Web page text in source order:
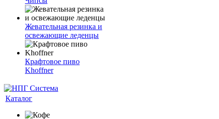
Жевательная резинка и
освежающие леденцы
Крафтовое пиво
Khoffner
Каталог